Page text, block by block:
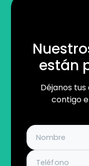
están
Déjanos
contigo